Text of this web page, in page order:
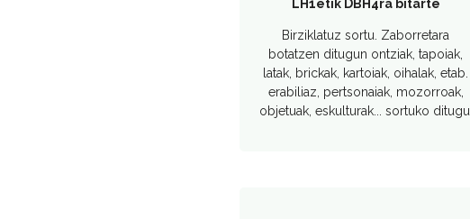
LH1etik DBH4ra bitarte
Birziklatuz sortu. Zaborretara
botatzen ditugun ontziak, tapoiak,
latak, brickak, kartoiak, oihalak, etab.
erabiliaz, pertsonaiak, mozorroak,
objetuak, eskulturak... sortuko ditugu.